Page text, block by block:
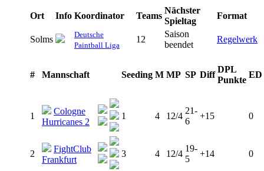
Ort Info Koordinator Teams
Nächster
Spieltag
Format
Solms
Deutsche
Paintball Liga
12
Saison
beendet
Regelwerk
# Mannschaft Seeding M MP SP Diff
DPL
Punkte
ED
1
Cologne
Hurricanes 2
1 4 12/4
21-
6
+15 0
2
FightClub
Frankfurt
3 4 12/4
19-
5
+14 0